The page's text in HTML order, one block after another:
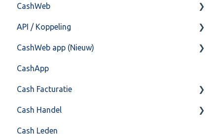
Boekhoud
Fiscaal
Overig
CashWeb
CashHero Layout
Mailen vanuit CASHWeb
Algemeen gebruik
API / Koppeling
Algemeen
Api 3.0 (SOAP API)
API 4.0 (REST API)
CashWeb app (Nieuw)
Veel gestelde vragen
CashApp
Cash Facturatie
Factureren
Instellingen
Cash Handel
Inkoop
Cash Leden